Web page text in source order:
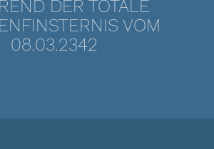
DER TOTALE
VOM
08.03.2342